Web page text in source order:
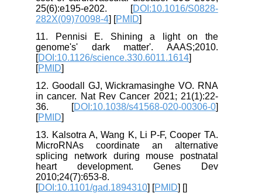
25(6):e195-e202. [DOI:10.1016/S0828-
282X(09)70098-4] [PMID
11. Pennisi E. Shining a light on the
genome's' dark matter'. AAAS;2010.
[DOI:10.1126/science.330.6011.1614
[PMID
12. Goodall GJ, Wickramasinghe VO. RNA
in cancer. Nat Rev Cancer 2021; 21(1):22-
36. [DOI:10.1038/s41568-020-00306-0
[PMID
13. Kalsotra A, Wang K, Li P-F, Cooper TA.
MicroRNAs coordinate an alternative
splicing network during mouse postnatal
heart development. Genes Dev
2010;24(7):653-8.
[DOI:10.1101/gad.1894310] [PMID] [